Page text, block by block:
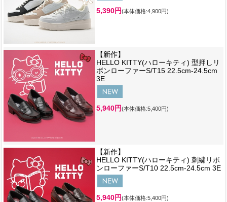
5,390円(本体価格:4,900円)
【新作】
HELLO KITTY(ハローキティ) 型押しリ
ボンローファーS/T15 22.5cm-24.5cm
3E
5,940円(本体価格:5,400円)
【新作】
HELLO KITTY(ハローキティ) 刺繍リボ
ンローファーS/T10 22.5cm-24.5cm 3E
5,940円(本体価格:5,400円)